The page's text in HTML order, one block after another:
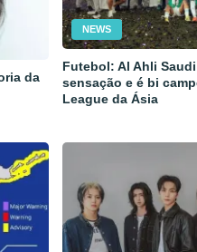
da
NEWS
Futebol: Al Ahli
sensação e é bi
League da Ásia